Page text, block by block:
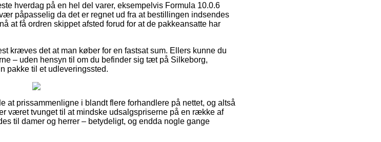
hverdag på en hel del varer, eksempelvis Formula 10.0.6
påpasselig da det er regnet ud fra at bestillingen indsendes
at få ordren skippet afsted forud for at de pakkeansatte har
kræves det at man køber for en fastsat sum. Ellers kunne du
– uden hensyn til om du befinder sig tæt på Silkeborg,
pakke til et udleveringssted.
at prissammenligne i blandt flere forhandlere på nettet, og altså
været tvunget til at mindske udsalgspriserne på en række af
til damer og herrer – betydeligt, og endda nogle gange